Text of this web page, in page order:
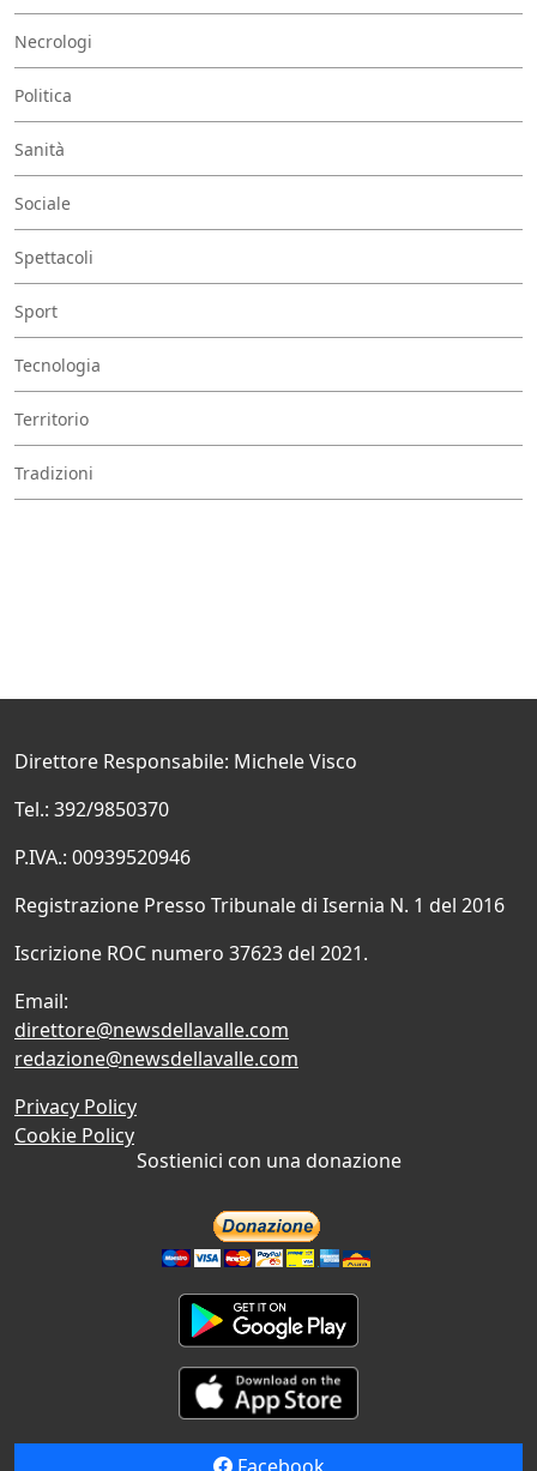
Necrologi
Politica
Sanità
Sociale
Spettacoli
Sport
Tecnologia
Territorio
Tradizioni
Direttore Responsabile: Michele Visco
Tel.: 392/9850370
P.IVA.: 00939520946
Registrazione Presso Tribunale di Isernia N. 1 del 2016
Iscrizione ROC numero 37623 del 2021.
Email:
direttore@newsdellavalle.com
redazione@newsdellavalle.com
Privacy Policy
Cookie Policy
Sostienici con una donazione